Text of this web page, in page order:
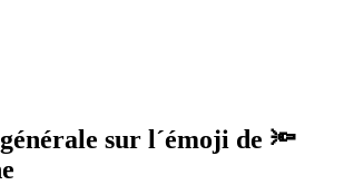
sur l´émoji de 🔦